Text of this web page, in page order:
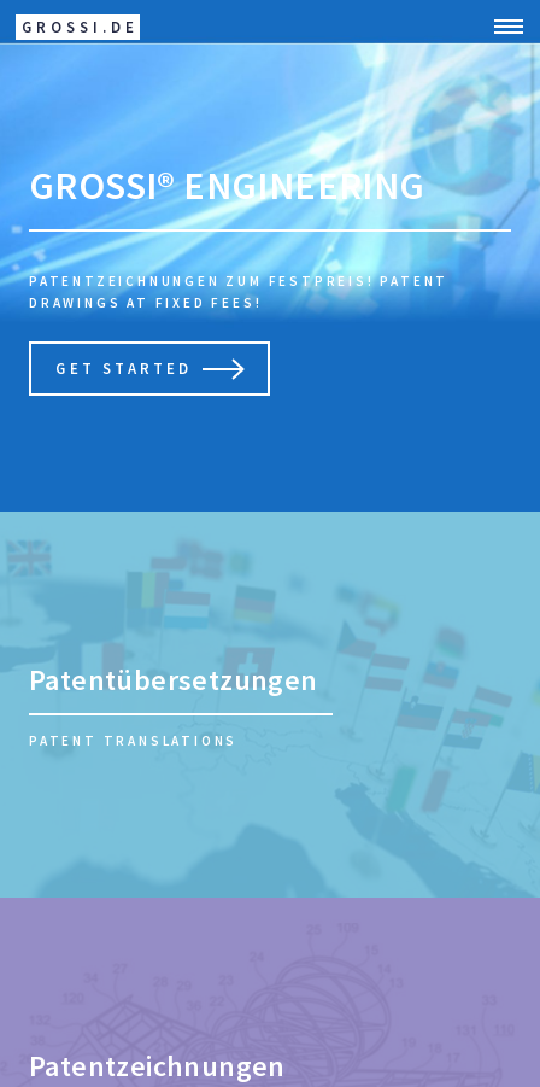
GROSSI.DE
GROSSI® ENGINEERING
PATENTZEICHNUNGEN ZUM FESTPREIS!PATENT
DRAWINGS AT FIXED FEES!
GET STARTED
Patentübersetzungen
PATENT TRANSLATIONS
Patentzeichnungen